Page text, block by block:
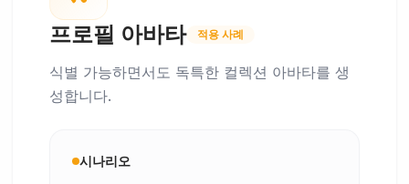
프로필 아바타 적용 사례
식별 가능하면서도 독특한 컬렉션 아바타를 생
성합니다.
시나리오